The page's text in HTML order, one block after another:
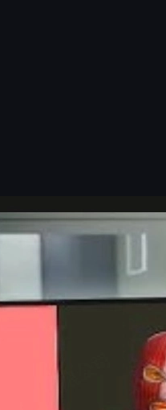
mudam completamente